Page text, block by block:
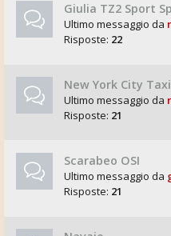
Giulia TZ2 Sport
Ultimo messaggio da
Risposte: 22
New York City
Ultimo messaggio da
Risposte: 21
Scarabeo OSI
Ultimo messaggio da
Risposte: 21